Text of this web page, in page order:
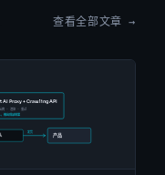
查看全部文章 →